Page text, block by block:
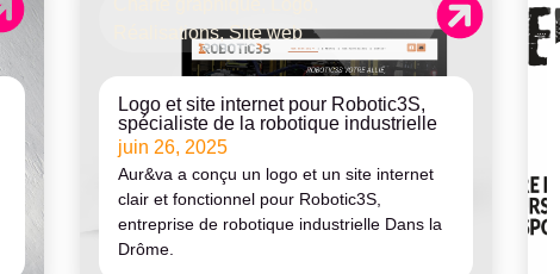
Réalisations,Site web
Logo et site internet pour Robotic3S,
spécialiste de la robotique industrielle
juin 26, 2025
Aur&va a conçu un logo et un site internet
clair et fonctionnel pour Robotic3S,
entreprise de robotique industrielle Dans la
Drôme.